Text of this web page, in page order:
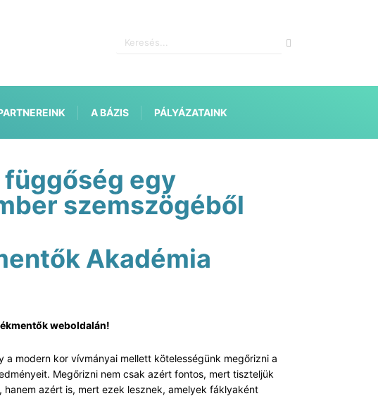
A BÁZIS PÁLYÁZATAINK
függőség egy
szemszögéből
Akadémia
weboldalán!
a modern kor vívmányai mellett kötelességünk megőrizni a
Megőrizni nem csak azért fontos, mert tiszteljük
hanem azért is, mert ezek lesznek, amelyek fáklyaként